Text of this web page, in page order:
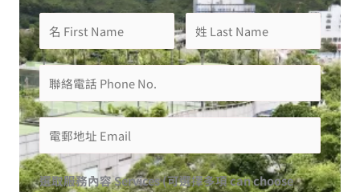
選取服務內容 Services (可選擇多項 can choose